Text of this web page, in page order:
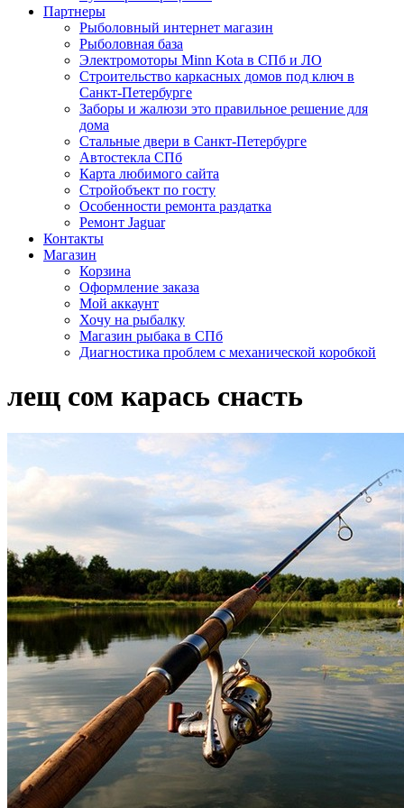
Партнеры
Рыболовный интернет магазин
Рыболовная база
Электромоторы Minn Kota в СПб и ЛО
Строительство каркасных домов под ключ в
Санкт-Петербурге
Заборы и жалюзи это правильное решение для
дома
Стальные двери в Санкт-Петербурге
Автостекла СПб
Карта любимого сайта
Стройобъект по госту
Особенности ремонта раздатка
Ремонт Jaguar
Контакты
Магазин
Корзина
Оформление заказа
Мой аккаунт
Хочу на рыбалку
Магазин рыбака в СПб
Диагностика проблем с механической коробкой
лещ сом карась снасть